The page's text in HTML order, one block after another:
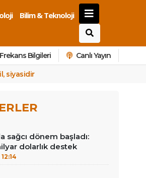
Bilim & Teknoloji
Frekans Bilgileri Canlı Yayın
siyasidir
sağcı dönem başladı:
dolarlık destek
12:14